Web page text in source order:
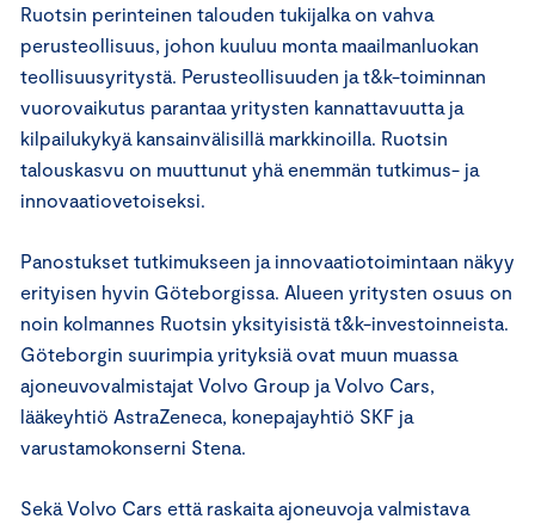
Ruotsin perinteinen talouden tukijalka on vahva
perusteollisuus, johon kuuluu monta maailmanluokan
teollisuusyritystä. Perusteollisuuden ja t&k-toiminnan
vuorovaikutus parantaa yritysten kannattavuutta ja
kilpailukykyä kansainvälisillä markkinoilla. Ruotsin
talouskasvu on muuttunut yhä enemmän tutkimus- ja
innovaatiovetoiseksi.
Panostukset tutkimukseen ja innovaatiotoimintaan näkyy
erityisen hyvin Göteborgissa. Alueen yritysten osuus on
noin kolmannes Ruotsin yksityisistä t&k-investoinneista.
Göteborgin suurimpia yrityksiä ovat muun muassa
ajoneuvovalmistajat Volvo Group ja Volvo Cars,
lääkeyhtiö AstraZeneca, konepajayhtiö SKF ja
varustamokonserni Stena.
Sekä Volvo Cars että raskaita ajoneuvoja valmistava